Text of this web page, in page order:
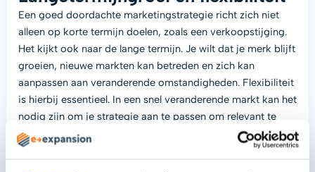
Een goed doordachte marketingstrategie richt zich niet
alleen op korte termijn doelen, zoals een verkoopstijging.
Het kijkt ook naar de lange termijn. Je wilt dat je merk blijft
groeien, nieuwe markten kan betreden en zich kan
aanpassen aan veranderende omstandigheden. Flexibiliteit
is hierbij essentieel. In een snel veranderende markt kan het
nodig zijn om je strategie aan te passen om relevant te
blijven.